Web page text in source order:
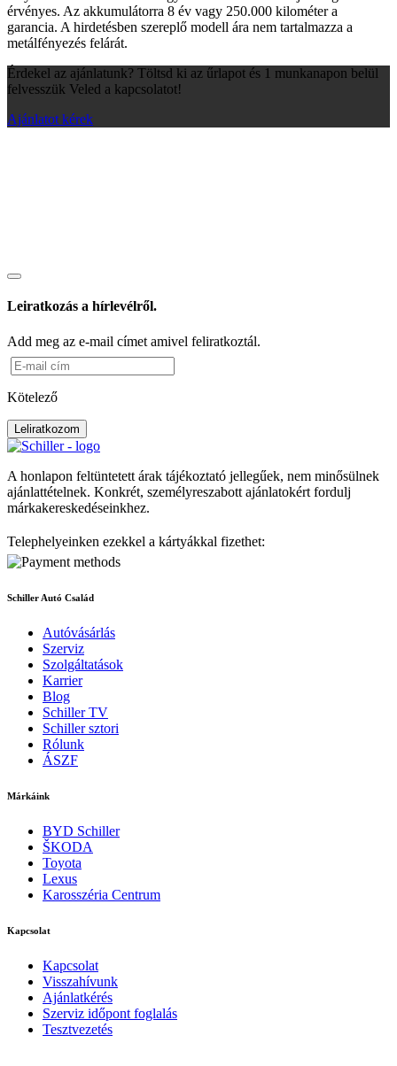
érvényes. Az akkumulátorra 8 év vagy 250.000 kilométer a
garancia. A hirdetésben szereplő modell ára nem tartalmazza a
metálfényezés felárát.
Érdekel az ajánlatunk? Töltsd ki az űrlapot és 1 munkanapon belül
felvesszük Veled a kapcsolatot!
Ajánlatot kérek
Leiratkozás a hírlevélről.
Add meg az e-mail címet amivel feliratkoztál.
Kötelező
Leliratkozom
A honlapon feltüntetett árak tájékoztató jellegűek, nem minősülnek
ajánlattételnek. Konkrét, személyreszabott ajánlatokért fordulj
márkakereskedéseinkhez.
Telephelyeinken ezekkel a kártyákkal fizethet:
Schiller Autó Család
Autóvásárlás
Szerviz
Szolgáltatások
Karrier
Blog
Schiller TV
Schiller sztori
Rólunk
ÁSZF
Márkáink
BYD Schiller
ŠKODA
Toyota
Lexus
Karosszéria Centrum
Kapcsolat
Kapcsolat
Visszahívunk
Ajánlatkérés
Szerviz időpont foglalás
Tesztvezetés